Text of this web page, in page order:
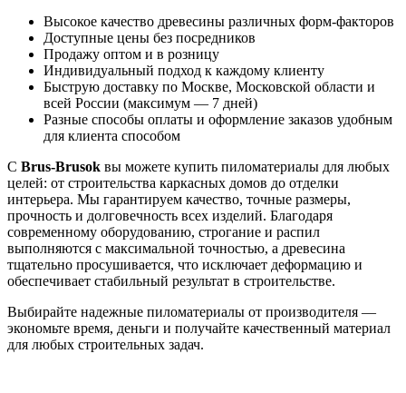
Высокое качество древесины различных форм-факторов
Доступные цены без посредников
Продажу оптом и в розницу
Индивидуальный подход к каждому клиенту
Быструю доставку по Москве, Московской области и
всей России (максимум — 7 дней)
Разные способы оплаты и оформление заказов удобным
для клиента способом
С Brus-Brusok вы можете купить пиломатериалы для любых
целей: от строительства каркасных домов до отделки
интерьера. Мы гарантируем качество, точные размеры,
прочность и долговечность всех изделий. Благодаря
современному оборудованию, строгание и распил
выполняются с максимальной точностью, а древесина
тщательно просушивается, что исключает деформацию и
обеспечивает стабильный результат в строительстве.
Выбирайте надежные пиломатериалы от производителя —
экономьте время, деньги и получайте качественный материал
для любых строительных задач.